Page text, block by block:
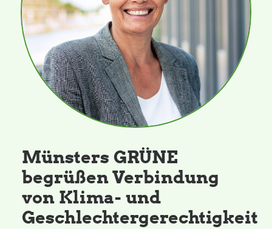
Mitgliederversammlung
Ortsverbände
Kommissionen
Grünes Zentrum
Personen
Münsters GRÜNE
begrüßen Verbindung
von Klima- und
Geschlechtergerechtigkeit